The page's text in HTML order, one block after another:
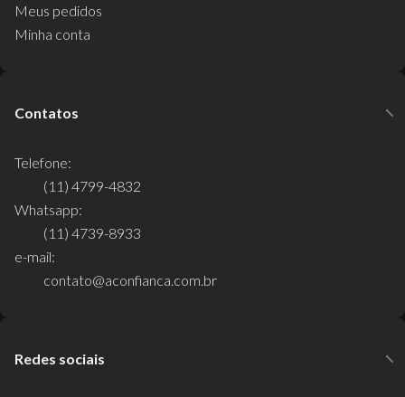
Meus pedidos
Minha conta
Contatos
Telefone:
(11) 4799-4832
Whatsapp:
(11) 4739-8933
e-mail:
contato@aconfianca.com.br
Redes sociais